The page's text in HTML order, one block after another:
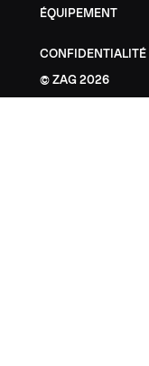
ÉQUIPEMENT
CONFIDENTIALITÉ
ZAG 2026